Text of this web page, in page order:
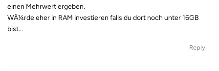
einen Mehrwert ergeben.
WÃ¼rde eher in RAM investieren falls du dort noch unter 16GB
bist...
Reply